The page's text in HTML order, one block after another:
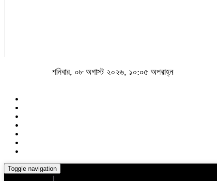
শনিবার, ০৮ অগাস্ট ২০২৬, ১০:০৫ অপরাহ্ন
Toggle navigation